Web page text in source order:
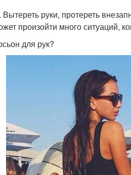
руки, протереть
произойти много ситуаций,
для рук?